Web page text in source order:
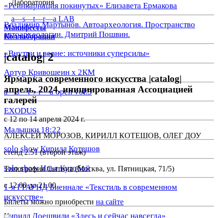
«Реинкарнация покинутых» Елизавета Ермакова
Владимир Мартынов. Автоархеология. Пространство
автоархеологии. Дмитрий Пошвин.
«Внутри и вовне: источники суперсилы»
Артур Кривошеин х 2КМ
a—s—t—r—a open vol.5
EXODUS
Малышки 18:22
solo show Кирилл Котешов
solo show Илья Кутобой
1-я ГРАУНД Биеннале «Текстиль в современном
искусстве»
Кирилл Доешвили «Здесь и сейчас навсегда»
Лаборатория
a—s—t—r—a LAB
Манифесты
Коллаборации
|catalog| 2
Ярмарка современного искусства |catalog|
апрель, 2024,инициированная Ассоциацией
галерей
с 12 по 14 апреля 2024 г.
АЛЕКСЕЙ МОРОЗОВ, КИРИЛЛ КОТЕШОВ, ОЛЕГ ДОУ
стенд 2.51 (второй этаж)
Типография Сытина (Москва, ул. Пятницкая, 71/5)
с 12.00 до 21.00
Билеты можно приобрести на сайте